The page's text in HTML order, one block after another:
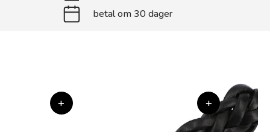
betal om 30 dager
+ +